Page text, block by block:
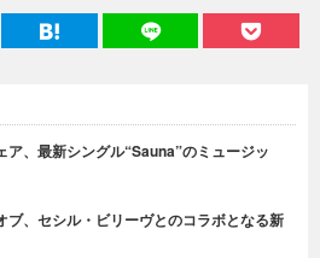
ア、最新シングル“Sauna”のミュージッ
ブ、セシル・ビリーヴとのコラボとなる新